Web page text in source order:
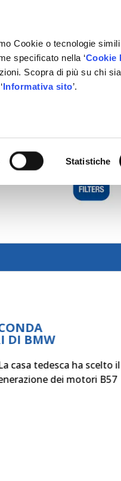
Cookie o tecnologie
specificato nella ‘Cookie
Scopra di più su chi
Informativa sito’.
Statistiche